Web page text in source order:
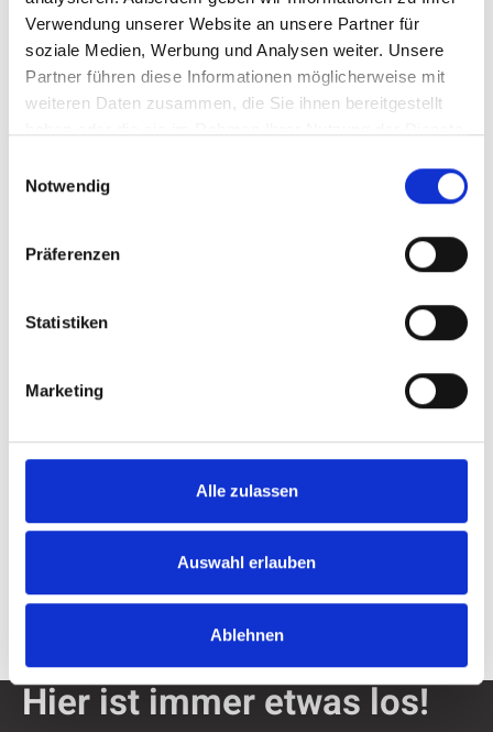
Verwendung unserer Website an unsere Partner für
soziale Medien, Werbung und Analysen weiter. Unsere
Partner führen diese Informationen möglicherweise mit
weiteren Daten zusammen, die Sie ihnen bereitgestellt
Notwendig
Präferenzen
Statistiken
Marketing
Alle zulassen
Auswahl erlauben
Ablehnen
Tom Kleine
Büro des Bürgermeisters, Presse- und
Öffentlichkeitsarbeit
+49 2722 / 64238
+49 2722 / 64421
Hier ist immer etwas los!